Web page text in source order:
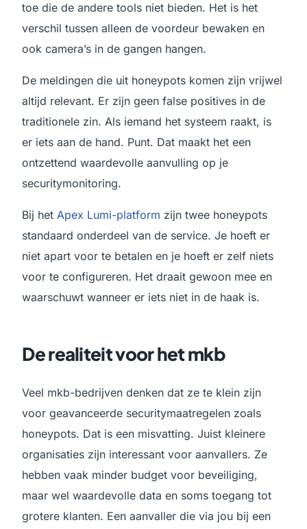
toe die de andere tools niet bieden. Het is het
verschil tussen alleen de voordeur bewaken en
ook camera’s in de gangen hangen.
De meldingen die uit honeypots komen zijn vrijwel
altijd relevant. Er zijn geen false positives in de
traditionele zin. Als iemand het systeem raakt, is
er iets aan de hand. Punt. Dat maakt het een
ontzettend waardevolle aanvulling op je
securitymonitoring.
Bij hetApex Lumi-platform zijn twee honeypots
standaard onderdeel van de service. Je hoeft er
niet apart voor te betalen en je hoeft er zelf niets
voor te configureren. Het draait gewoon mee en
waarschuwt wanneer er iets niet in de haak is.
De realiteit voor het mkb
Veel mkb-bedrijven denken dat ze te klein zijn
voor geavanceerde securitymaatregelen zoals
honeypots. Dat is een misvatting. Juist kleinere
organisaties zijn interessant voor aanvallers. Ze
hebben vaak minder budget voor beveiliging,
maar wel waardevolle data en soms toegang tot
grotere klanten. Een aanvaller die via jou bij een